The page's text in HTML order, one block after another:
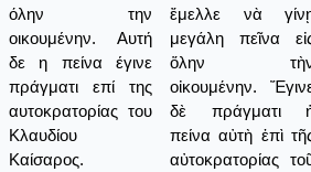
όλην την
οικουμένην. Αυτή
δε η πείνα έγινε
πράγματι επί της
αυτοκρατορίας του
Κλαυδίου
Καίσαρος.
ἔμελλε νὰ
μεγάλη πεῖνα
ὅλην
οἰκουμένην.
δὲ πράγματι
πείνα αὐτὴ ἐπὶ
αὐτοκρατορίας